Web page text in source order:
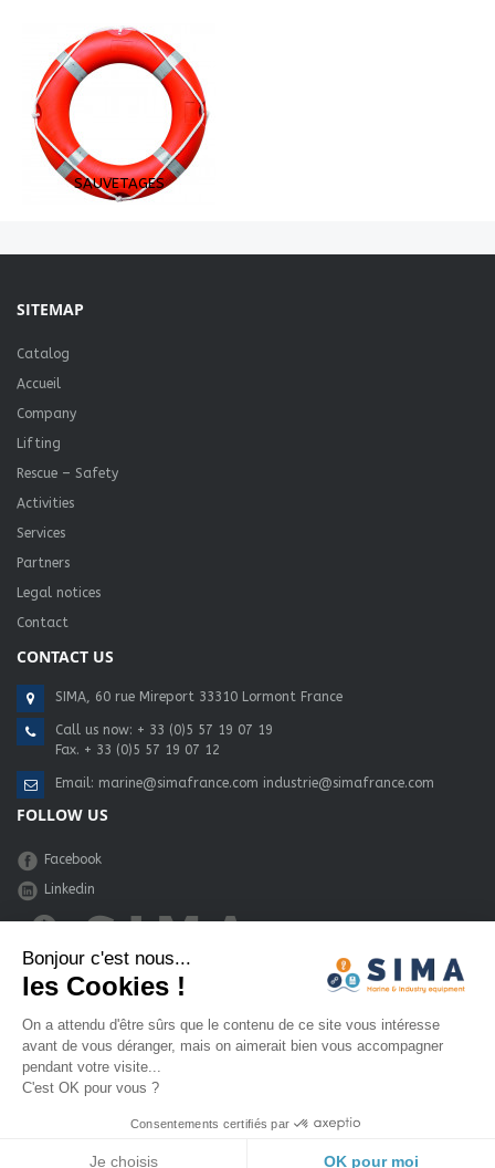
SAUVETAGES
SITEMAP
Catalog
Accueil
Company
Lifting
Rescue – Safety
Activities
Services
Partners
Legal notices
Contact
CONTACT US
SIMA, 60 rue Mireport 33310 Lormont France
Call us now: + 33 (0)5 57 19 07 19
Fax. + 33 (0)5 57 19 07 12
Email: marine@simafrance.com industrie@simafrance.com
FOLLOW US
Facebook
Linkedin
une réalisation : Eenov - Bordeaux
Bonjour c'est nous...
les Cookies !
On a attendu d'être sûrs que le contenu de ce site vous intéresse
avant de vous déranger, mais on aimerait bien vous accompagner
pendant votre visite...
C'est OK pour vous ?
Consentements certifiés par
Je choisis OK pour moi